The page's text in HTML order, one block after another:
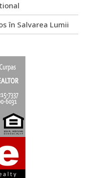
în Salvarea Lumii